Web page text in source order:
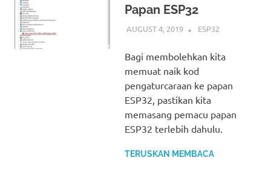
Papan ESP32
AUGUST 4, 2019 IDRIS
ESP32
Bagi membolehkan kita
memuat naik kod
pengaturcaraan ke papan
ESP32, pastikan kita
memasang pemacu papan
ESP32 terlebih dahulu.
TERUSKAN MEMBACA